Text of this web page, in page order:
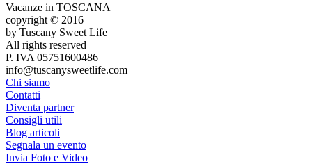
Vacanze in TOSCANA
copyright © 2016
by Tuscany Sweet Life
All rights reserved
P. IVA 05751600486
info@tuscanysweetlife.com
Chi siamo
Contatti
Diventa partner
Consigli utili
Blog articoli
Segnala un evento
Invia Foto e Video